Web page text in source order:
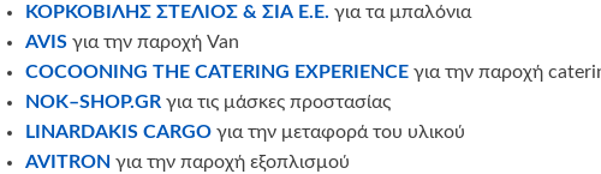
ΚΟΡΚΟΒΙΛΗΣ ΣΤΕΛΙΟΣ & ΣΙΑ Ε.Ε. για τα μπαλόνια
AVIS για την παροχή Van
COCOONING THE CATERING EXPERIENCE για την παροχή
NOK–SHOP.GR για τις μάσκες προστασίας
LINARDAKIS CARGO για την μεταφορά του υλικού
AVITRON για την παροχή εξοπλισμού